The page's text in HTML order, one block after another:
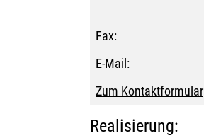
Fax:
E-Mail:
Zum Kontaktformular
Realisierung: